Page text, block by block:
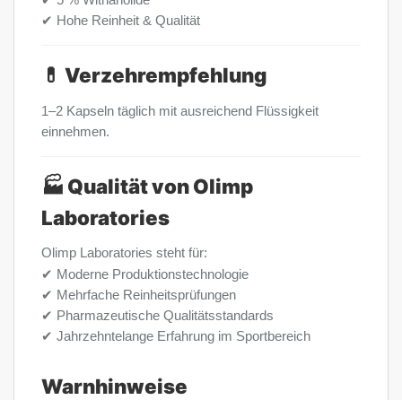
✔ Hohe Reinheit & Qualität
💊 Verzehrempfehlung
1–2 Kapseln täglich mit ausreichend Flüssigkeit
einnehmen.
🏭 Qualität von Olimp
Laboratories
Olimp Laboratories steht für:
✔ Moderne Produktionstechnologie
✔ Mehrfache Reinheitsprüfungen
✔ Pharmazeutische Qualitätsstandards
✔ Jahrzehntelange Erfahrung im Sportbereich
Warnhinweise